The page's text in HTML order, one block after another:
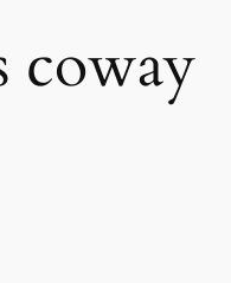
coway